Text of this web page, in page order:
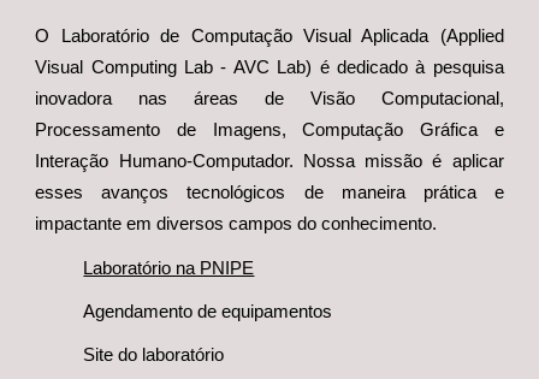
O Laboratório de Computação Visual Aplicada (Applied
Visual Computing Lab - AVC Lab) é dedicado à pesquisa
inovadora nas áreas de Visão Computacional,
Processamento de Imagens, Computação Gráfica e
Interação Humano-Computador. Nossa missão é aplicar
esses avanços tecnológicos de maneira prática e
impactante em diversos campos do conhecimento.
Laboratório na PNIPE
Agendamento de equipamentos
Site do laboratório